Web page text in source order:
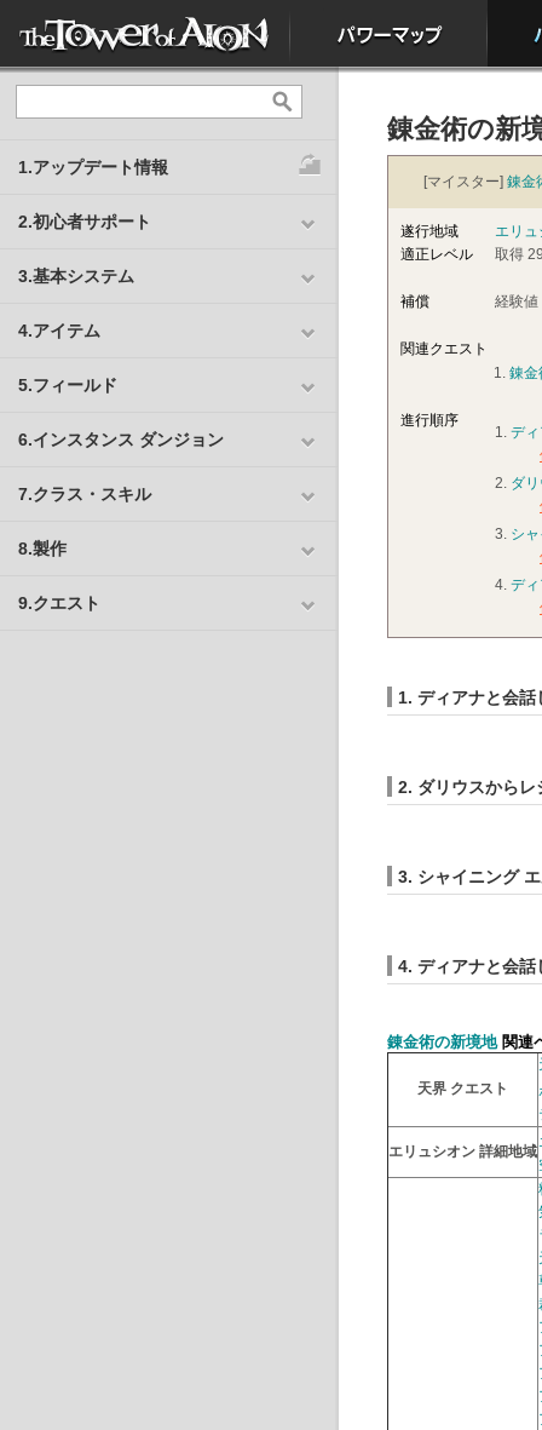
1.アップデート情報
2.初心者サポート
3.基本システム
4.アイテム
5.フィールド
6.インスタンス ダンジョン
7.クラス・スキル
8.製作
9.クエスト
錬金術の新
[マイスター] 錬金
遂行地域
エリュ
適正レベル
取得
補償 経験
関連クエスト
1. 錬金
進行順序
1. デ
2. ダ
3. シ
4. デ
1. ディアナと会
2. ダリウスからレ
3. シャイニング
4. ディアナと会話
錬金術の新境地関連
天界 クエスト
エリュシオン 詳細地域